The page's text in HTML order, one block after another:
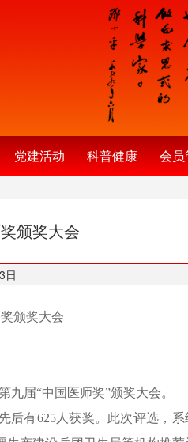
党建活动 科普健康 会
颁奖大会
日
颁奖大会
九届“中国医师奖”颁奖大会。
后有625人获奖。此次评选，系